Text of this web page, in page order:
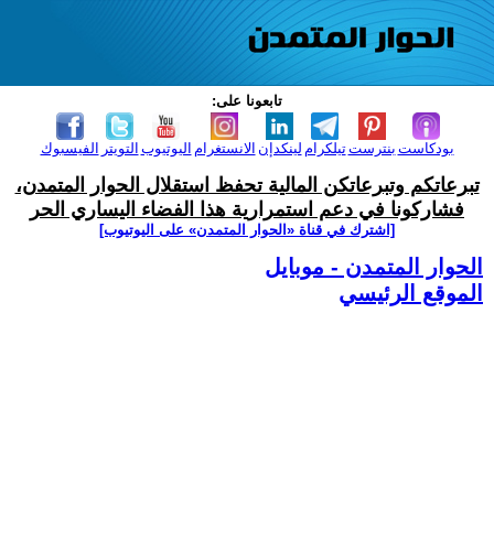
تابعونا على:
الفيسبوك التويتر اليوتيوب الانستغرام لينكدإن تيلكرامبنترست بودكاست
تبرعاتكم وتبرعاتكن المالية تحفظ استقلال الحوار المتمدن،
فشاركونا في دعم استمرارية هذا الفضاء اليساري الحر
[اشترك في قناة ‫«الحوار المتمدن» على اليوتيوب]
الحوار المتمدن - موبايل
الموقع الرئيسي